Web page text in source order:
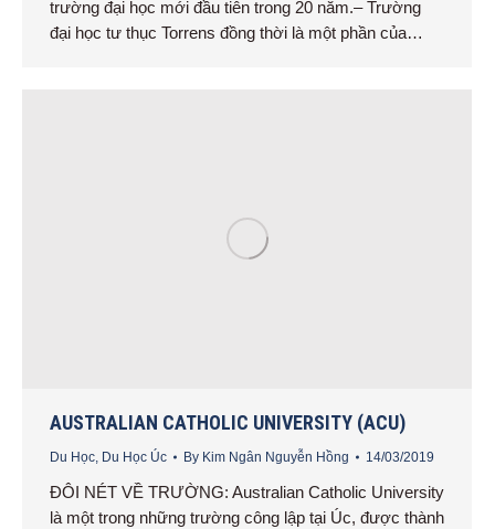
trường đại học mới đầu tiên trong 20 năm.– Trường
đại học tư thục Torrens đồng thời là một phần của…
AUSTRALIAN CATHOLIC UNIVERSITY (ACU)
Du Học, Du Học Úc By Kim Ngân Nguyễn Hồng 14/03/2019
ĐÔI NÉT VỀ TRƯỜNG: Australian Catholic University
là một trong những trường công lập tại Úc, được thành